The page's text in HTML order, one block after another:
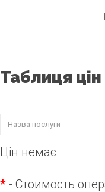
Таблиця
Цін немає
*- Стоимость